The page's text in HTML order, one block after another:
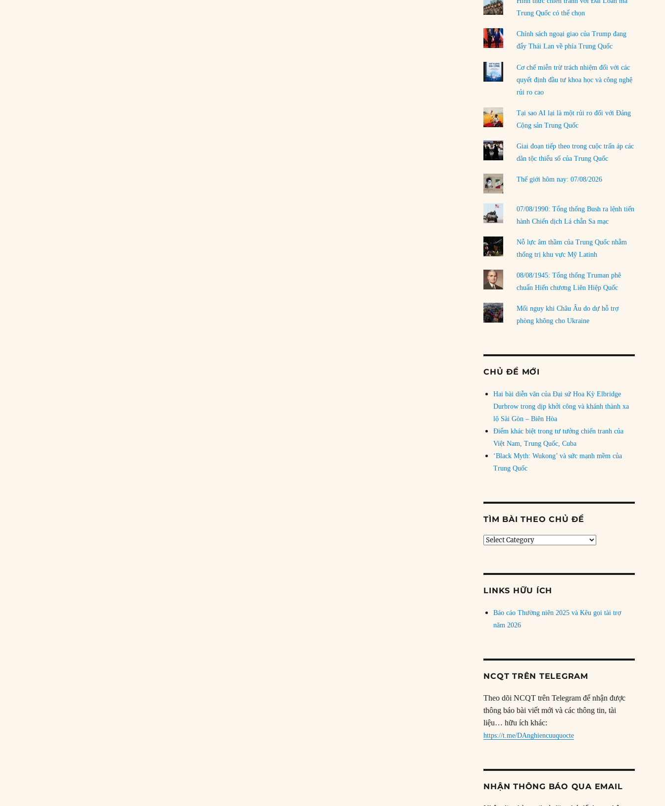
04/08/2026
Điểm mù chiến lược của Trump tại Thái Bình
Dương
Đặt cược vào thất bại: Các quỹ đầu tư mạo
hiểm quốc gia và khía cạnh chính trị của vốn
Làm thế nào để kết thúc Chiến tranh Iran?
LOAD MORE
Trung Quốc có thể chọn
Chính sách ngoại giao của Trump đang
đẩy Thái Lan về phía Trung Quốc
Cơ chế miễn trừ trách nhiệm đối với các
quyết định đầu tư khoa học và công nghệ
rủi ro cao
Tại sao AI lại là một rủi ro đối với Đảng
Cộng sản Trung Quốc
Giai đoạn tiếp theo trong cuộc trấn áp các
dân tộc thiểu số của Trung Quốc
Thế giới hôm nay: 07/08/2026
07/08/1990: Tổng thống Bush ra lệnh tiến
hành Chiến dịch Lá chắn Sa mạc
Nỗ lực âm thầm của Trung Quốc nhằm
thống trị khu vực Mỹ Latinh
08/08/1945: Tổng thống Truman phê
chuẩn Hiến chương Liên Hiệp Quốc
Mối nguy khi Châu Âu do dự hỗ trợ
phòng không cho Ukraine
CHỦ ĐỀ MỚI
Hai bài diễn văn của Đại sứ Hoa Kỳ Elbridge
Durbrow trong dịp khởi công và khánh thành xa
lộ Sài Gòn – Biên Hòa
Điểm khác biệt trong tư tưởng chiến tranh của
Việt Nam, Trung Quốc, Cuba
‘Black Myth: Wukong’ và sức mạnh mềm của
Trung Quốc
TÌM BÀI THEO CHỦ ĐỀ
Tìm
LINKS HỮU ÍCH
Báo cáo Thường niên 2025 và Kêu gọi tài trợ
năm 2026
NCQT TRÊN TELEGRAM
Theo dõi NCQT trên Telegram để nhận được
thông báo bài viết mới và các thông tin, tài
liệu… hữu ích khác:
https://t.me/DAnghiencuuquocte
NHẬN THÔNG BÁO QUA EMAIL